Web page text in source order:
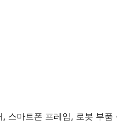
스마트폰 프레임, 로봇 부품